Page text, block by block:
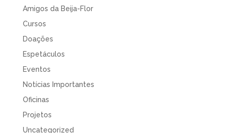
Amigos da Beija-Flor
Cursos
Doações
Espetáculos
Eventos
Notícias Importantes
Oficinas
Projetos
Uncategorized